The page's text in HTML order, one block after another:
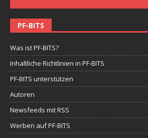
PF-BITS
Was ist PF-BITS?
Inhaltliche Richtlinien in PF-BITS
PF-BITS unterstützen
Autoren
Newsfeeds mit RSS
Werben auf PF-BITS